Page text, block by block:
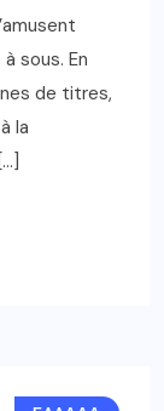
sous. En
de titres,
la